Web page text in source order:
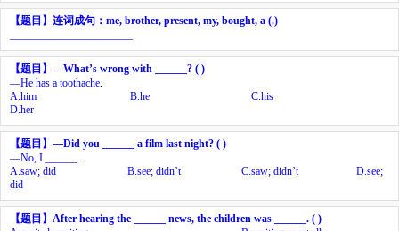
【题目】 连词成句： me, brother, present, my, bought, a (.)
【题目】 —What’s wrong with ______? ( )
—He has a toothache.
A. him B. he C.his
D. her
【题目】 —Did you ______ a film last night? ( )
—No, I ______.
A. saw; did B. see; didn’t C.saw; didn’t D.see;
did
【题目】 After hearing the ______ news, the children was ______. ( )